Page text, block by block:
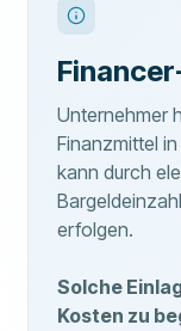
Unternehmer
Finanzmittel
kann durch
erfolgen.
Solche
Kosten zu